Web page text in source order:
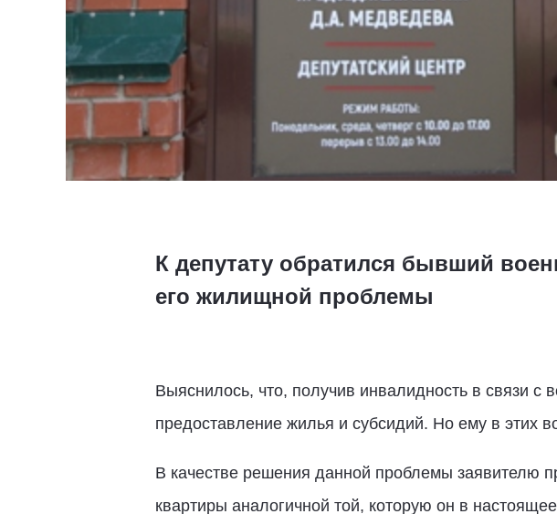
К депутату обратился бывший
его жилищной проблемы
Выяснилось, что, получив инвалидность в связи с
предоставление жилья и субсидий. Но ему в этих
В качестве решения данной проблемы заявителю
квартиры аналогичной той, которую он в